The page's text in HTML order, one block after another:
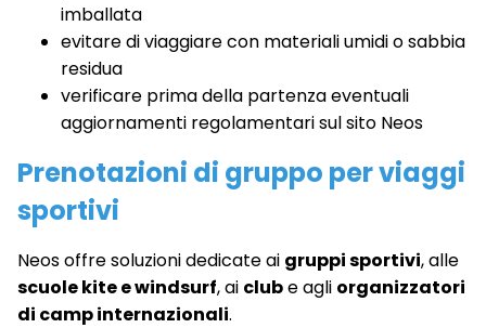
imballata
evitare di viaggiare con materiali umidi o sabbia
residua
verificare prima della partenza eventuali
aggiornamenti regolamentari sul sito Neos
Prenotazioni di gruppo per viaggi
sportivi
Neos offre soluzioni dedicate ai gruppi sportivi, alle
scuole kite e windsurf, ai clube agli organizzatori
di camp internazionali.